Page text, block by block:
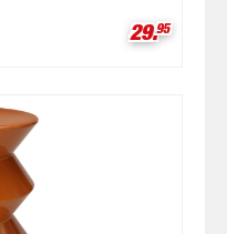
29.95